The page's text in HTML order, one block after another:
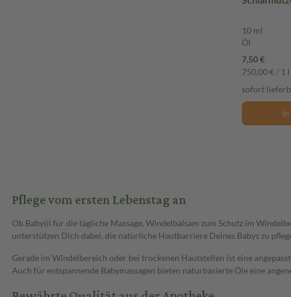
Pflege vom ersten Lebenstag an
Ob Babyöl für die tägliche Massage, Windelbalsam zum Schutz im
unterstützen Dich dabei, die natürliche Hautbarriere Deines Babys zu
Gerade im Windelbereich oder bei trockenen Hautstellen ist eine
Auch für entspannende Babymassagen bieten naturbasierte Öle eine
10 ml
Öl
7,50 €
750,00 € / 1 l
sofort